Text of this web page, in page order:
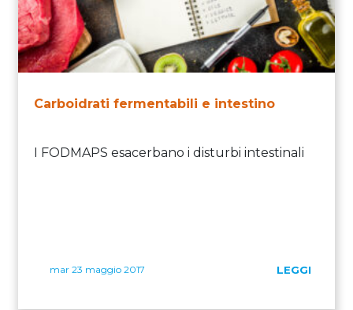
Carboidrati fermentabili e intestino
I FODMAPS esacerbano i disturbi intestinali
mar 23 maggio 2017 LEGGI